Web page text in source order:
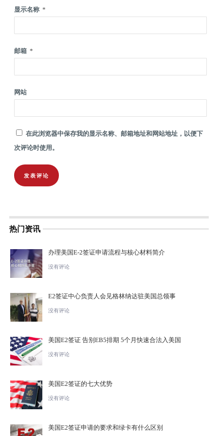
显示名称 *
邮箱 *
网站
在此浏览器中保存我的显示名称、邮箱地址和网站地址，以便下
次评论时使用。
热门资讯
办理美国E-2签证申请流程与核心材料简介
没有评论
E2签证中心负责人会见格林纳达驻美国总领事
没有评论
美国E2签证 告别EB5排期 5个月快速合法入美国
没有评论
美国E2签证的七大优势
没有评论
美国E2签证申请的要求和绿卡有什么区别